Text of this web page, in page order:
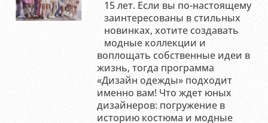
15 лет. Если вы по-настоящему
заинтересованы в стильных
новинках, хотите создавать
модные коллекции и
воплощать собственные идеи в
жизнь, тогда программа
«Дизайн одежды» подходит
именно вам! Что ждет юных
дизайнеров: погружение в
историю костюма и модные